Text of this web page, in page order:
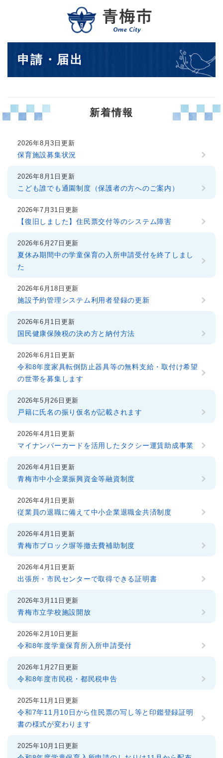
メニューを飛ばして本文へ
申請・届出
新着情報
2026年8月3日更新
保育施設募集状況
2026年8月1日更新
こども誰でも通園制度（保護者の方へのご案内）
2026年7月31日更新
【復旧しました】住民票交付等のシステム障害
2026年6月27日更新
夏休み期間中の学童保育の入所申請受付を終了しまし
た
2026年6月18日更新
施設予約管理システム利用者登録の更新
2026年6月1日更新
国民健康保険税の決め方と納付方法
2026年6月1日更新
令和8年度家具転倒防止器具等の無料支給・取付け希望
の世帯を募集します
2026年5月26日更新
戸籍に氏名の振り仮名が記載されます
2026年4月1日更新
マイナンバーカードを活用したタクシー運賃助成事業
2026年4月1日更新
青梅市中小企業振興資金等融資制度
2026年4月1日更新
従業員の退職に備えて中小企業退職金共済制度
2026年4月1日更新
青梅市ブロック塀等撤去費補助制度
2026年4月1日更新
出張所・市民センターで取得できる証明書
2026年3月11日更新
青梅市立学校施設開放
2026年2月10日更新
令和8年度学童保育所入所申請受付
2026年1月27日更新
令和8年度市民税・都民税申告
2025年11月1日更新
令和7年11月10日から住民票の写し等と印鑑登録証明
書の様式が変わります
2025年10月1日更新